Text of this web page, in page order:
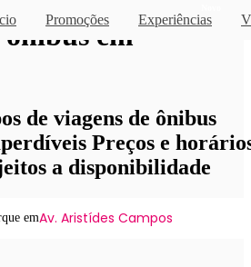
Promoções Experiências
ônibus em
de viagens de ônibus
Preços e
a disponibilidade
emAv. Aristídes Campos